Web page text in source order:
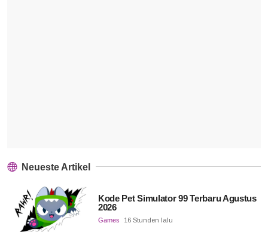
Neueste Artikel
Kode Pet Simulator 99 Terbaru Agustus
2026
Games 16 Stunden lalu